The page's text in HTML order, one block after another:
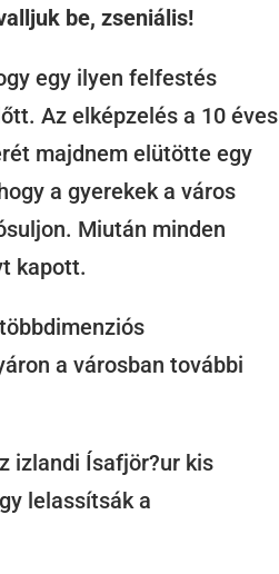
be, zseniális!
egy ilyen felfestés
Az elképzelés a 10 éves
majdnem elütötte egy
a gyerekek a város
Miután minden
kapott.
a városban további
izlandi Ísafjör?ur kis
lelassítsák a